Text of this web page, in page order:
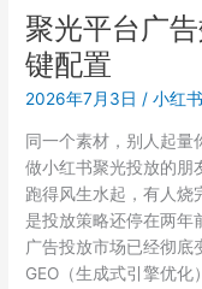
帮
你
降
本
效
巨
量
千
川
底
怎
么
选？
不
同
聚光平台广
键配置
2026年7月3日/小红
同一个素材，别人起量
做小红书聚光投放的朋
跑得风生水起，有人烧
是投放策略还停在两年
广告投放市场已经彻
GEO（生成式引擎优化